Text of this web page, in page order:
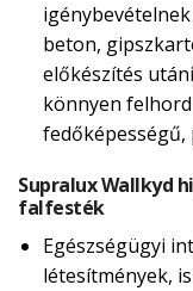
beton,
előkészítés
könnyen
Supralux Wallkyd
falfesték
Egészségügyi
létesítmények,